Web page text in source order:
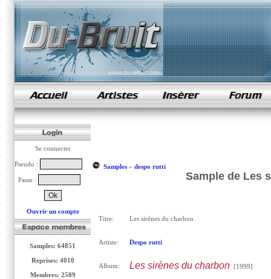
samples de rap
Se connecter
Pseudo :
Passe :
Ouvrir un compte
Samples: 64851
Reprises: 4010
Membres: 2589
Samples» despo rutti
Sample de Les
Titre: Les sirènes du charbon
Artiste: Despo rutti
Album: Les sirènes du charbon[1999]